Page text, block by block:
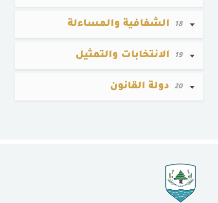
18 الشفافية والمساءلة
19 الانتخابات والتمثيل
20 دولة القانون